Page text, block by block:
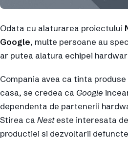
Odata cu alaturarea proiectului
Google, multe persoane au
ar putea alatura echipei
Compania avea ca tinta
casa, se credea ca Google
dependenta de partenerii
Stirea ca Nesteste interesata
productiei si dezvoltarii